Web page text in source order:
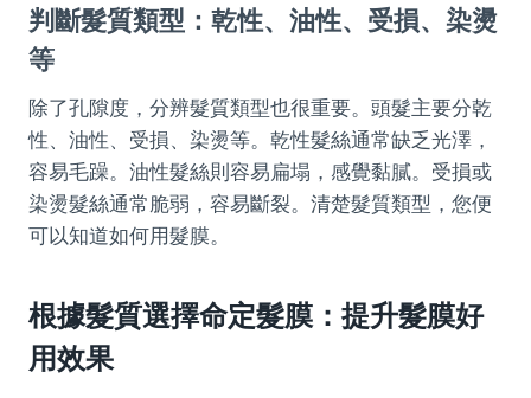
判斷髮質類型：乾性、油性、受損、染燙
等
除了孔隙度，分辨髮質類型也很重要。頭髮主要分乾
性、油性、受損、染燙等。乾性髮絲通常缺乏光澤，
容易毛躁。油性髮絲則容易扁塌，感覺黏膩。受損或
染燙髮絲通常脆弱，容易斷裂。清楚髮質類型，您便
可以知道如何用髮膜。
根據髮質選擇命定髮膜：提升髮膜好
用效果